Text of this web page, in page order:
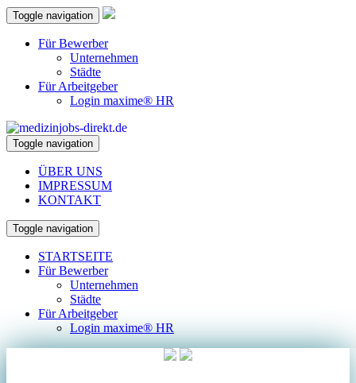
Toggle navigation
Für Bewerber
Unternehmen
Städte
Für Arbeitgeber
Login maxime® HR
Toggle navigation
ÜBER UNS
IMPRESSUM
KONTAKT
Toggle navigation
STARTSEITE
Für Bewerber
Unternehmen
Städte
Für Arbeitgeber
Login maxime® HR